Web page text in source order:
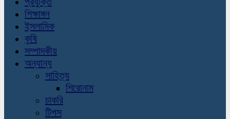
শিক্ষাঙ্গন
ইসলামিক
কৃষি
সম্পাদকীয়
অন্যান্য
সাহিত্য
শিরোনাম
চাকরি
টিপস